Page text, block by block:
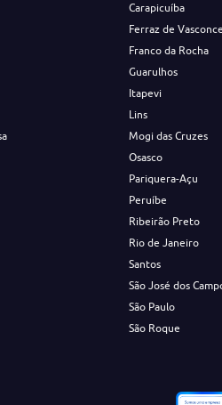
Carapicuíba
Ferraz de
Franco da Rocha
Guarulhos
Itapevi
Lins
Mogi das Cruzes
Osasco
Pariquera-Açu
Peruíbe
Ribeirão Preto
Rio de Janeiro
Santos
São José dos
São Paulo
São Roque